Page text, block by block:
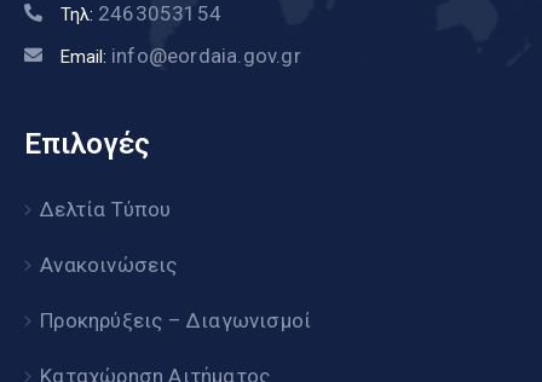
Τηλ: 2463053154
Email: info@eordaia.gov.gr
Επιλογές
Δελτία Τύπου
Ανακοινώσεις
Προκηρύξεις – Διαγωνισμοί
Καταχώρηση Αιτήματος